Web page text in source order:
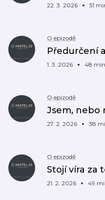
22. 3. 2026 51
O epizodě
Předurčení
1. 3. 2026 48 min
O epizodě
Jsem, nebo
27. 2. 2026 38
O epizodě
Stojí víra za
21. 2. 2026 49